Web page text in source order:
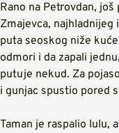
Rano na Petrovdan,
Zmajevca, najhladnijeg
puta seoskog niže
odmori i da zapali
putuje nekud. Za
i gunjac spustio pored
Taman je raspalio lulu,